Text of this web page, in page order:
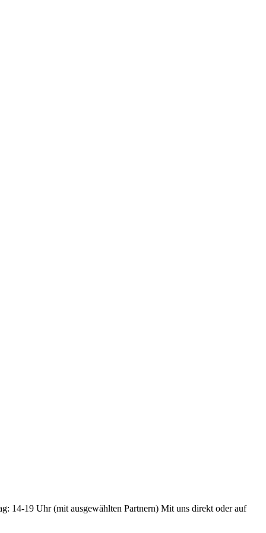
14-19 Uhr (mit ausgewählten Partnern) Mit uns direkt oder auf